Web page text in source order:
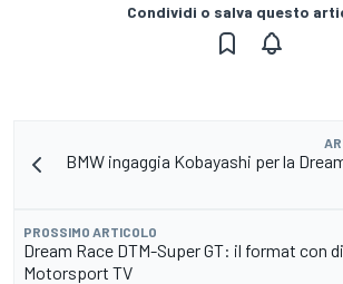
Condividi o salva questo
BMW ingaggia Kobayashi per la
PROSSIMO ARTICOLO
Dream Race DTM-Super GT: il format con
Motorsport TV